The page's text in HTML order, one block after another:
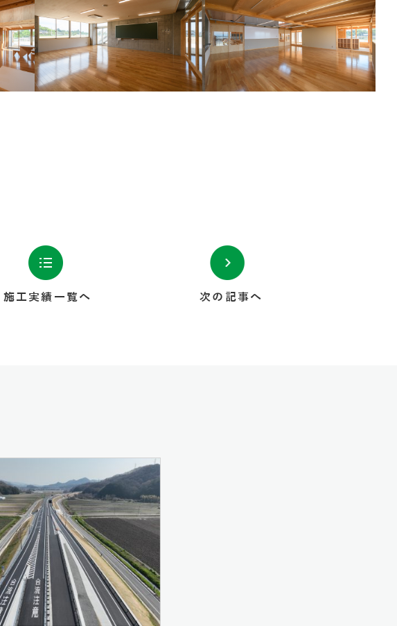
施工実績一覧へ 次の記事へ